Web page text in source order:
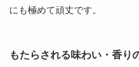
にも極めて頑丈です。
もたらされる味わい・香り